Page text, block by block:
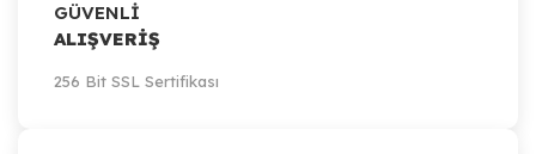
GÜVENLİ
ALIŞVERİŞ
256 Bit SSL Sertifikası